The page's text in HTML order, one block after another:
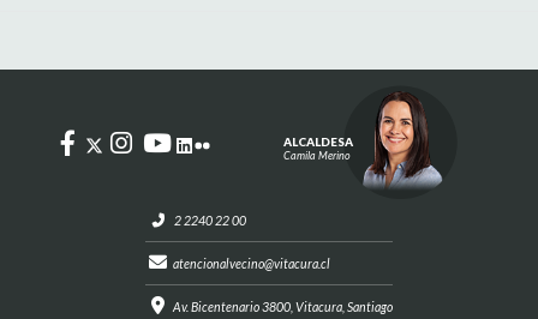
2 2240 22 00
atencionalvecino@vitacura.cl
Av. Bicentenario 3800, Vitacura, Santiago
ALCALDESA
Camila Merino